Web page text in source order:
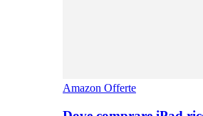
Amazon Offerte